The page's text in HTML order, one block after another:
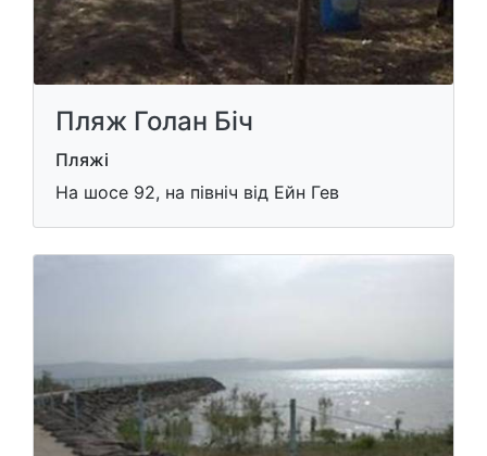
Пляж Голан Біч
Пляжі
На шосе 92, на північ від Ейн Гев